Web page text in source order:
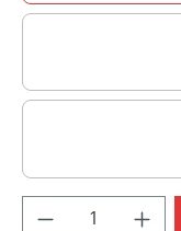
Produkt